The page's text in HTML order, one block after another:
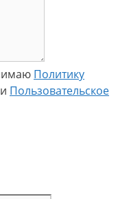
Политику
и Пользовательское